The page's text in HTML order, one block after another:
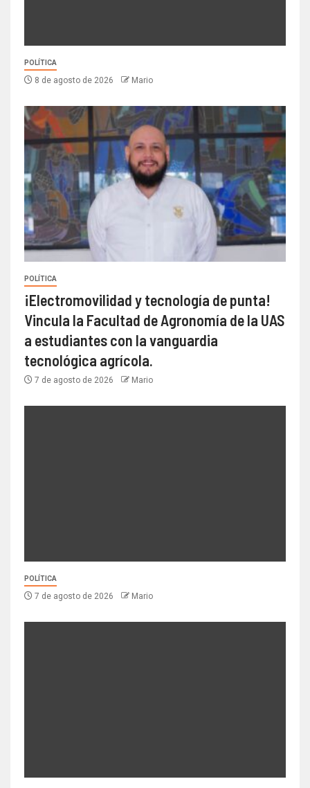
POLÍTICA
8 de agosto de 2026 Mario
POLÍTICA
¡Electromovilidad y tecnología de punta!
Vincula la Facultad de Agronomía de la UAS
a estudiantes con la vanguardia
tecnológica agrícola.
7 de agosto de 2026 Mario
POLÍTICA
7 de agosto de 2026 Mario